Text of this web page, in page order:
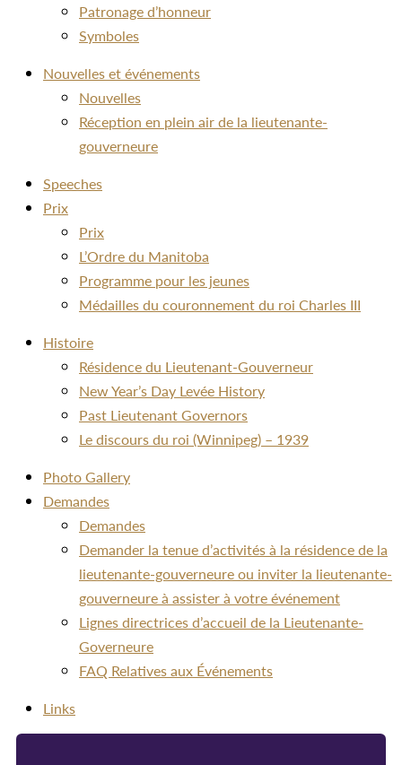
Patronage d’honneur
Symboles
Nouvelles et événements
Nouvelles
Réception en plein air de la lieutenante-
gouverneure
Speeches
Prix
Prix
L’Ordre du Manitoba
Programme pour les jeunes
Médailles du couronnement du roi Charles III
Histoire
Résidence du Lieutenant-Gouverneur
New Year’s Day Levée History
Past Lieutenant Governors
Le discours du roi (Winnipeg) – 1939
Photo Gallery
Demandes
Demandes
Demander la tenue d’activités à la résidence de la
lieutenante-gouverneure ou inviter la lieutenante-
gouverneure à assister à votre événement
Lignes directrices d’accueil de la Lieutenante-
Governeure
FAQ Relatives aux Événements
Links